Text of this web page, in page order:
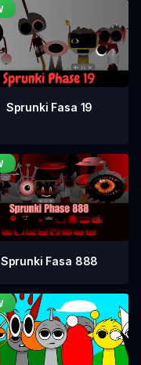
Sprunki Fasa 19
Sprunki Fasa 888